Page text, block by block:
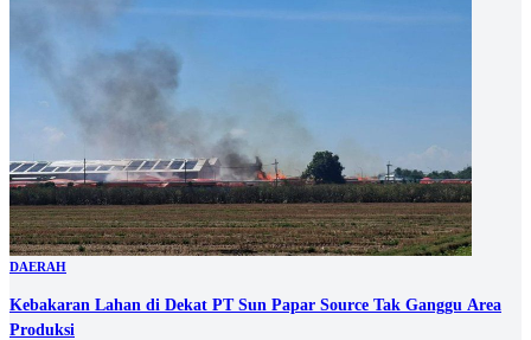
DAERAH
Kebakaran Lahan di Dekat PT Sun Papar Source Tak Ganggu Area
Produksi